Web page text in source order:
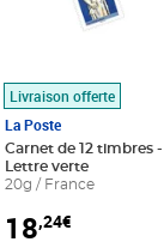
au panier
Livraison offerte
La Poste
Carnet de 12 timbres
Lettre verte
20g / France
18,24€